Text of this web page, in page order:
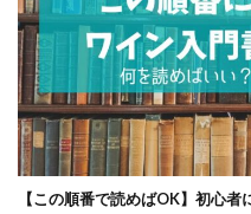
【この順番で読めばOK】初心